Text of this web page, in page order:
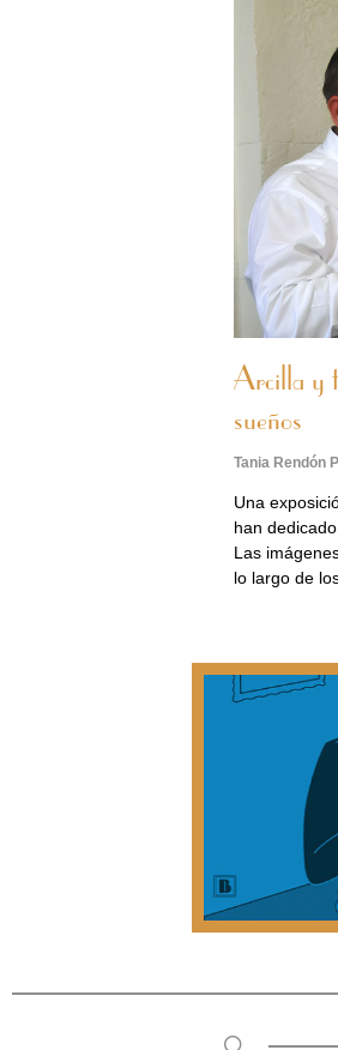
Arcilla y
sueños
Tania Rendón
Una
han
Las
lo largo de